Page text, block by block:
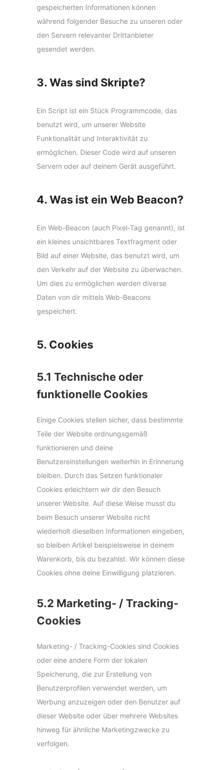
gespeicherten Informationen können
während folgender Besuche zu unseren oder
den Servern relevanter Drittanbieter
gesendet werden.
3. Was sind Skripte?
Ein Script ist ein Stück Programmcode, das
benutzt wird, um unserer Website
Funktionalität und Interaktivität zu
ermöglichen. Dieser Code wird auf unseren
Servern oder auf deinem Gerät ausgeführt.
4. Was ist ein Web Beacon?
Ein Web-Beacon (auch Pixel-Tag genannt), ist
ein kleines unsichtbares Textfragment oder
Bild auf einer Website, das benutzt wird, um
den Verkehr auf der Website zu überwachen.
Um dies zu ermöglichen werden diverse
Daten von dir mittels Web-Beacons
gespeichert.
5. Cookies
5.1 Technische oder
funktionelle Cookies
Einige Cookies stellen sicher, dass bestimmte
Teile der Website ordnungsgemäß
funktionieren und deine
Benutzereinstellungen weiterhin in Erinnerung
bleiben. Durch das Setzen funktionaler
Cookies erleichtern wir dir den Besuch
unserer Website. Auf diese Weise musst du
beim Besuch unserer Website nicht
wiederholt dieselben Informationen eingeben,
so bleiben Artikel beispielsweise in deinem
Warenkorb, bis du bezahlst. Wir können diese
Cookies ohne deine Einwilligung platzieren.
5.2 Marketing- / Tracking-
Cookies
Marketing- / Tracking-Cookies sind Cookies
oder eine andere Form der lokalen
Speicherung, die zur Erstellung von
Benutzerprofilen verwendet werden, um
Werbung anzuzeigen oder den Benutzer auf
dieser Website oder über mehrere Websites
hinweg für ähnliche Marketingzwecke zu
verfolgen.